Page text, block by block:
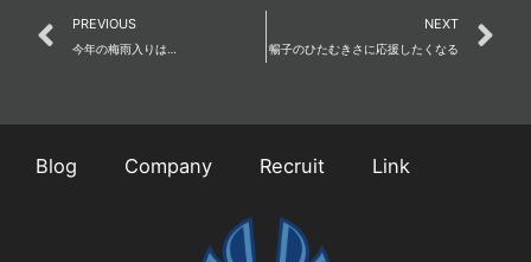
Prev
PREVIOUS
今年の梅雨入りは…
NEXT
暢子のひたむきさに応援したくなる
Blog Company Recruit Link